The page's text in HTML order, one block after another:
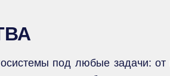
под любые задачи: от